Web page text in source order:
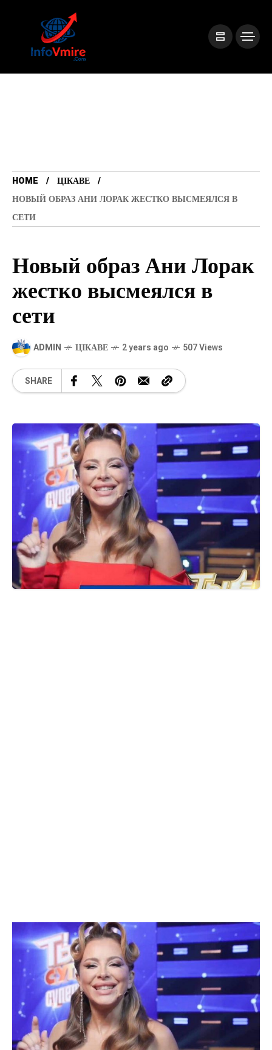
HOME
ЦІКАВЕ
НОВЫЙ ОБРАЗ АНИ ЛОРАК ЖЕСТКО ВЫСМЕЯЛСЯ В
СЕТИ
Новый образ Ани Лорак
жестко высмеялся в
сети
ADMIN ЦІКАВЕ 2 years ago 507 Views
SHARE